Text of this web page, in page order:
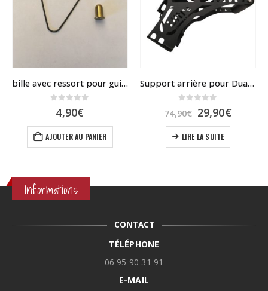
bille avec ressort pour guidon speedway mini 4
4,90€
AJOUTER AU PANIER
Support arrière pour Dualtron ULTRA
74,90€ Le
prix
initial
était :
29,90€Le
LIRE LA SUITE
Informations
CONTACT
TÉLÉPHONE
06 95 90 31 91
E-MAIL